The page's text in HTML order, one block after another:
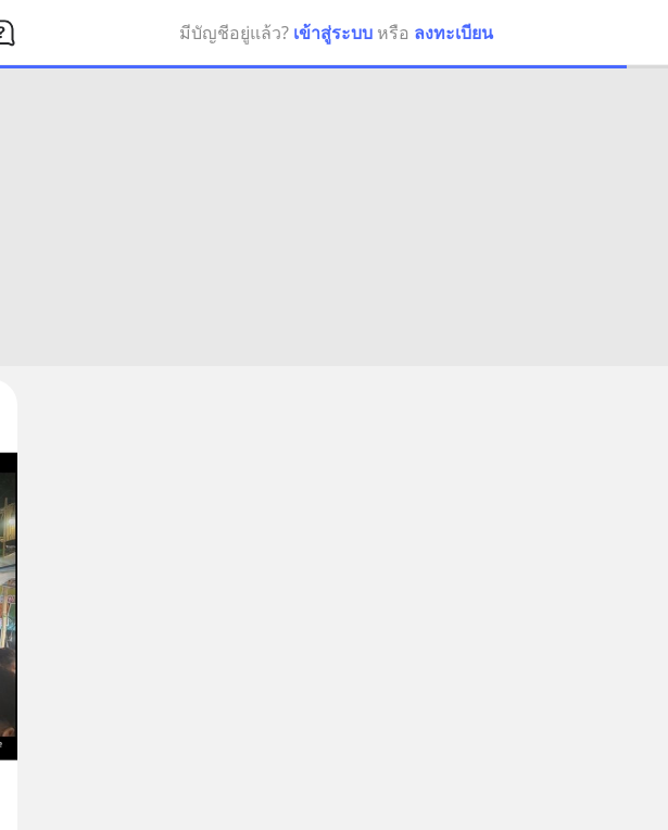
มีบัญชีอยู่แล้ว? เข้าสู่ระบบ หรือ ลงทะเบียน